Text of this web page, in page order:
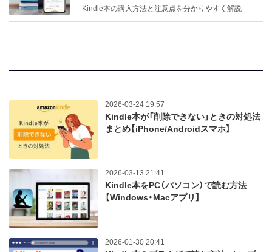
Kindle本の購入方法と注意点を分かりやすく解説
2026-03-24 19:57
Kindle本が「削除できない」ときの対処法
まとめ【iPhone/Androidスマホ】
2026-03-13 21:41
Kindle本をPC（パソコン）で読む方法
【Windows・Macアプリ】
2026-01-30 20:41